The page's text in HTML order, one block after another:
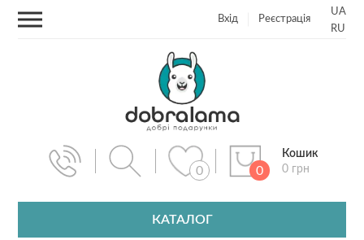
Вхід Реєстрація
UA
RU
0 0
Кошик
0 грн
КАТАЛОГ